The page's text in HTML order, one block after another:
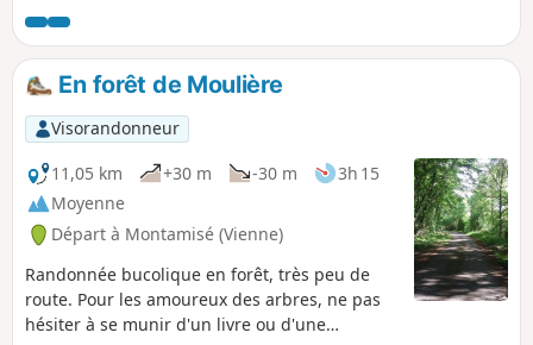
En forêt de Moulière
Visorandonneur
11,05 km
+30 m -30 m
3h 15
Moyenne
Départ à Montamisé (Vienne)
Randonnée bucolique en forêt, très peu de
route. Pour les amoureux des arbres, ne pas
hésiter à se munir d'un livre ou d'une